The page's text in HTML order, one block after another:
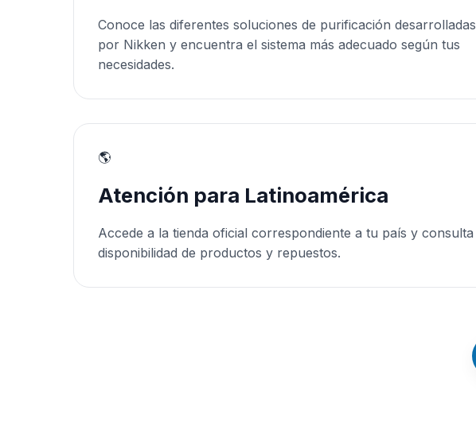
Conoce las diferentes soluciones de purificación desarrolladas
por Nikken y encuentra el sistema más adecuado según tus
necesidades.
🌎
Atención para Latinoamérica
Accede a la tienda oficial correspondiente a tu país y consulta
disponibilidad de productos y repuestos.